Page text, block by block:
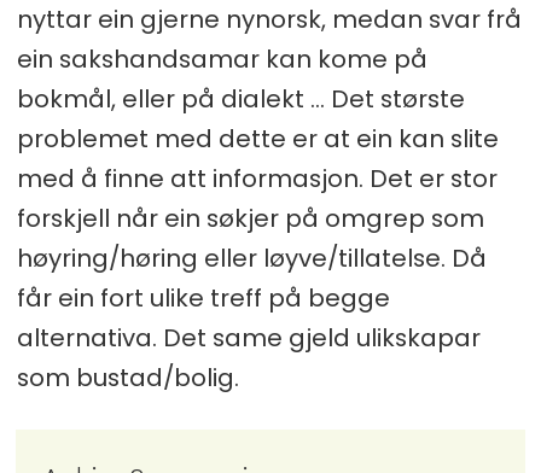
nyttar ein gjerne nynorsk, medan svar frå
ein sakshandsamar kan kome på
bokmål, eller på dialekt … Det største
problemet med dette er at ein kan slite
med å finne att informasjon. Det er stor
forskjell når ein søkjer på omgrep som
høyring/høring eller løyve/tillatelse. Då
får ein fort ulike treff på begge
alternativa. Det same gjeld ulikskapar
som bustad/bolig.